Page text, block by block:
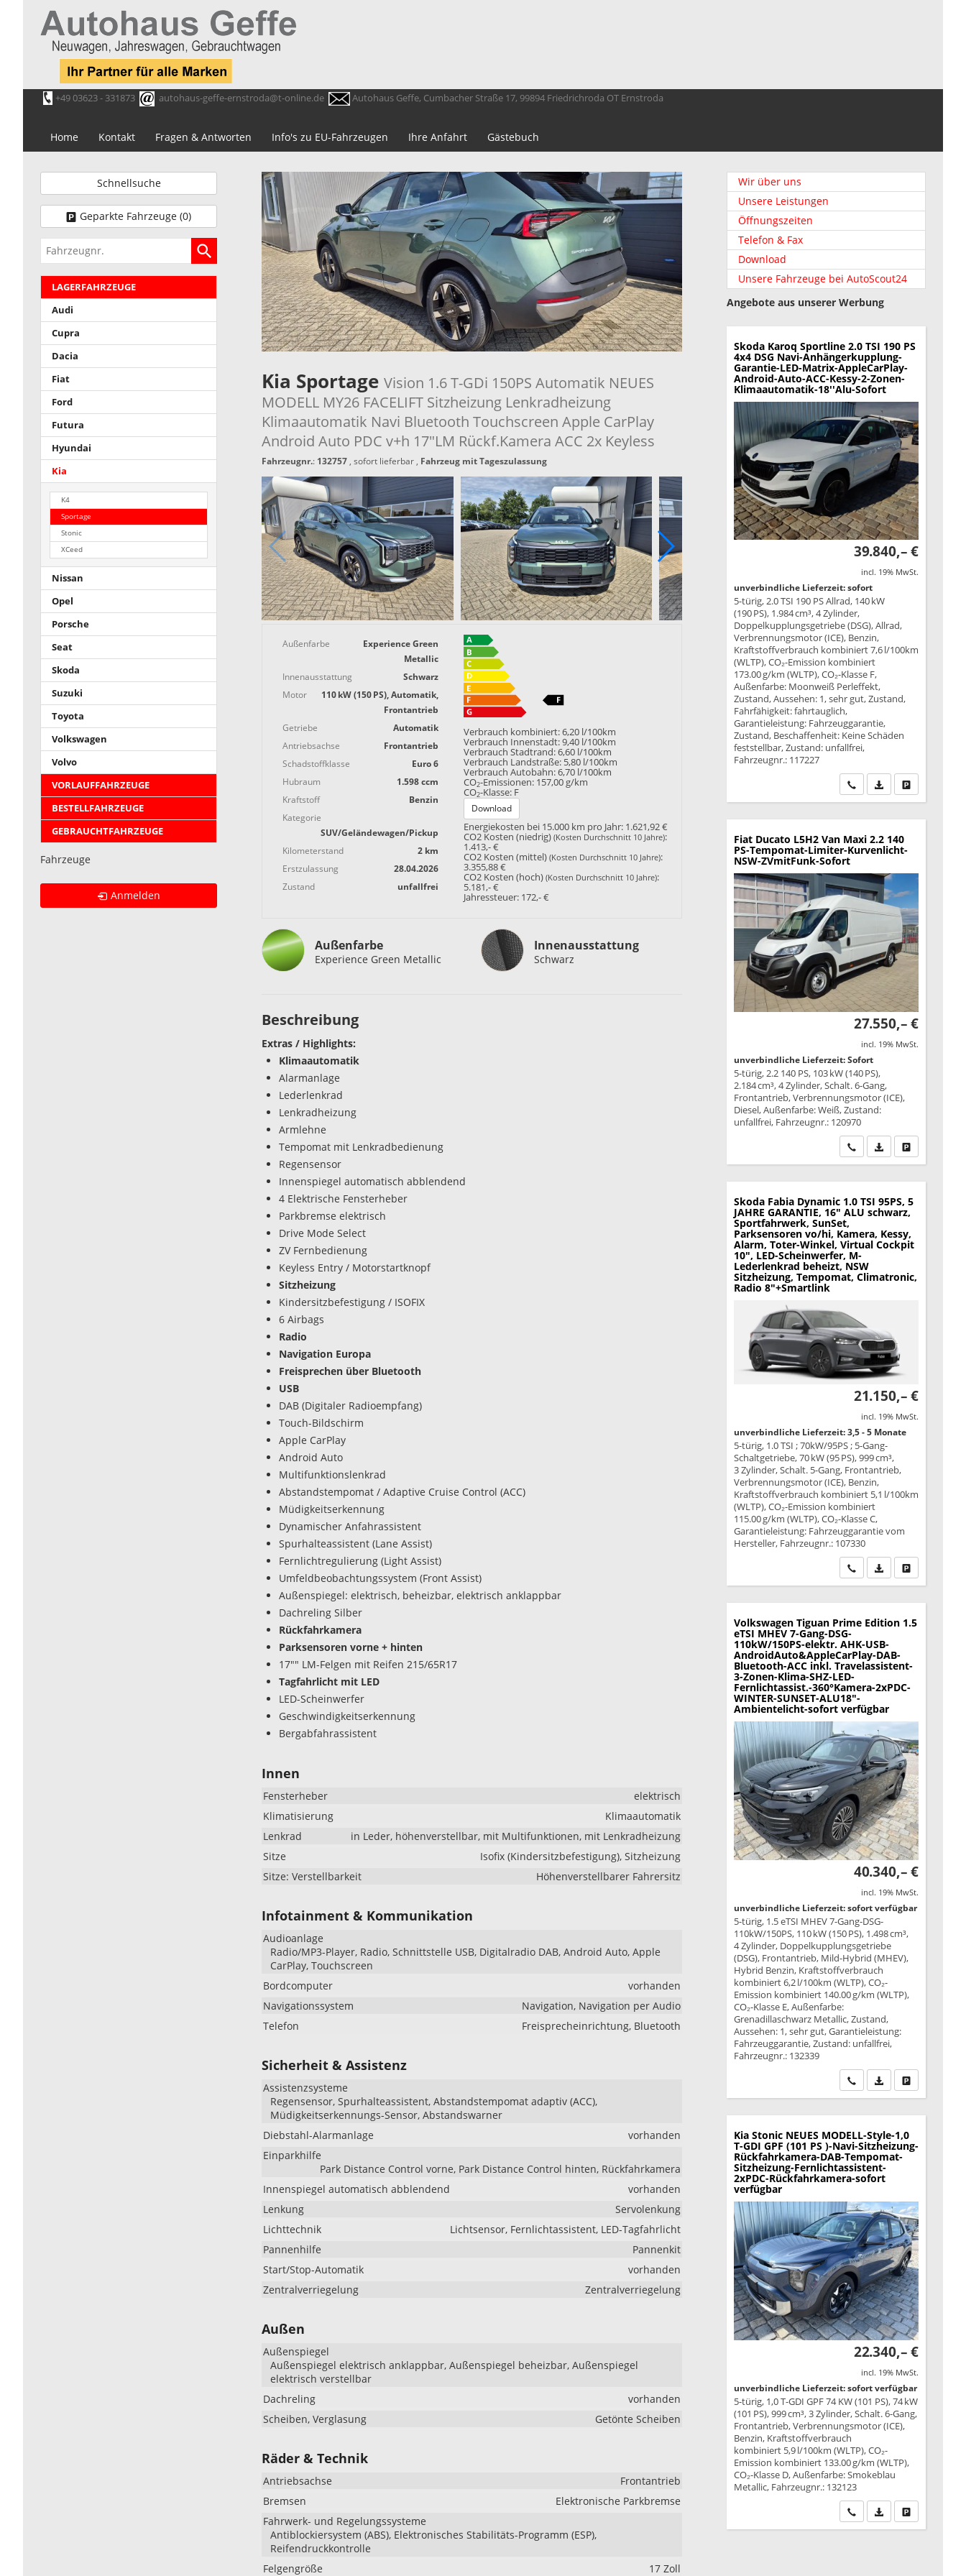
+49 03623 - 331873 autohaus-geffe-ernstroda@t-online.de Autohaus Geffe, Cumbacher Straße 17, 99894 Friedrichroda OT Ernstroda
Home Kontakt Fragen & Antworten Info's zu EU-Fahrzeugen Ihre Anfahrt Gästebuch
Kia Sportage Vision 1.6 T-GDi 150PS Automatik NEUES
MODELL MY26 FACELIFT Sitzheizung Lenkradheizung
Klimaautomatik Navi Bluetooth Touchscreen Apple CarPlay
Android Auto PDC v+h 17"LM Rückf.Kamera ACC 2x Keyless
Fahrzeugnr.: 132757, sofort lieferbar, Fahrzeug mit Tageszulassung
Außenfarbe
Experience Green
Metallic
Innenausstattung
Schwarz
Motor
110 kW (150 PS), Automatik,
Frontantrieb
Getriebe
Automatik
Antriebsachse
Frontantrieb
Schadstoffklasse
Euro 6
Hubraum
1.598 ccm
Kraftstoff
Benzin
Kategorie
SUV/Geländewagen/Pickup
Kilometerstand
2 km
Erstzulassung
28.04.2026
Zustand
unfallfrei
Verbrauch kombiniert: 6,20 l/100km
Verbrauch Innenstadt: 9,40 l/100km
Verbrauch Stadtrand: 6,60 l/100km
Verbrauch Landstraße: 5,80 l/100km
Verbrauch Autobahn: 6,70 l/100km
CO2-Emissionen: 157,00 g/km
CO2-Klasse: F
Download
Energiekosten bei 15.000 km pro Jahr: 1.621,92 €
CO2 Kosten (niedrig)(Kosten Durchschnitt 10 Jahre):
1.413,- €
CO2 Kosten (mittel)(Kosten Durchschnitt 10 Jahre):
3.355,88 €
CO2 Kosten (hoch)(Kosten Durchschnitt 10 Jahre):
5.181,- €
Jahressteuer: 172,- €
Außenfarbe
Experience Green Metallic
Innenausstattung
Innenausstattung
Schwarz
Beschreibung
Extras / Highlights:
Klimaautomatik
Alarmanlage
Lederlenkrad
Lenkradheizung
Armlehne
Tempomat mit Lenkradbedienung
Regensensor
Innenspiegel automatisch abblendend
4 Elektrische Fensterheber
Parkbremse elektrisch
Drive Mode Select
ZV Fernbedienung
Keyless Entry / Motorstartknopf
Sitzheizung
Kindersitzbefestigung / ISOFIX
6 Airbags
Radio
Navigation Europa
Freisprechen über Bluetooth
USB
DAB (Digitaler Radioempfang)
Touch-Bildschirm
Apple CarPlay
Android Auto
Multifunktionslenkrad
Abstandstempomat / Adaptive Cruise Control (ACC)
Müdigkeitserkennung
Dynamischer Anfahrassistent
Spurhalteassistent (Lane Assist)
Fernlichtregulierung (Light Assist)
Umfeldbeobachtungssystem (Front Assist)
Außenspiegel: elektrisch, beheizbar, elektrisch anklappbar
Dachreling Silber
Rückfahrkamera
Parksensoren vorne + hinten
17"" LM-Felgen mit Reifen 215/65R17
Tagfahrlicht mit LED
LED-Scheinwerfer
Geschwindigkeitserkennung
Bergabfahrassistent
Innen
Fensterheber
elektrisch
Klimatisierung
Klimaautomatik
Lenkrad
in Leder, höhenverstellbar, mit Multifunktionen, mit Lenkradheizung
Sitze
Isofix (Kindersitzbefestigung), Sitzheizung
Sitze: Verstellbarkeit
Höhenverstellbarer Fahrersitz
Infotainment & Kommunikation
Audioanlage
Radio/MP3-Player, Radio, Schnittstelle USB, Digitalradio DAB, Android Auto, Apple
CarPlay, Touchscreen
Bordcomputer
vorhanden
Navigationssystem
Navigation, Navigation per Audio
Telefon
Freisprecheinrichtung, Bluetooth
Sicherheit & Assistenz
Assistenzsysteme
Regensensor, Spurhalteassistent, Abstandstempomat adaptiv (ACC),
Müdigkeitserkennungs-Sensor, Abstandswarner
Diebstahl-Alarmanlage
vorhanden
Einparkhilfe
Park Distance Control vorne, Park Distance Control hinten, Rückfahrkamera
Innenspiegel automatisch abblendend
vorhanden
Lenkung
Servolenkung
Lichttechnik
Lichtsensor, Fernlichtassistent, LED-Tagfahrlicht
Pannenhilfe
Pannenkit
Start/Stop-Automatik
vorhanden
Zentralverriegelung
Zentralverriegelung
Außen
Außenspiegel
Außenspiegel elektrisch anklappbar, Außenspiegel beheizbar, Außenspiegel
elektrisch verstellbar
Dachreling
vorhanden
Scheiben, Verglasung
Getönte Scheiben
Räder & Technik
Antriebsachse
Frontantrieb
Bremsen
Elektronische Parkbremse
Fahrwerk- und Regelungssysteme
Antiblockiersystem (ABS), Elektronisches Stabilitäts-Programm (ESP),
Reifendruckkontrolle
Felgengröße
17 Zoll
Schnellsuche
Geparkte Fahrzeuge (0)
Fahrzeugnr.
LAGERFAHRZEUGE
Audi
Cupra
Dacia
Fiat
Ford
Futura
Hyundai
Kia
K4
Sportage
Stonic
XCeed
Nissan
Opel
Porsche
Seat
Skoda
Suzuki
Toyota
Volkswagen
Volvo
VORLAUFFAHRZEUGE
BESTELLFAHRZEUGE
GEBRAUCHTFAHRZEUGE
Fahrzeuge
Anmelden
Wir über uns
Unsere Leistungen
Öffnungszeiten
Telefon & Fax
Download
Unsere Fahrzeuge bei AutoScout24
Angebote aus unserer Werbung
Skoda Karoq Sportline 2.0 TSI 190 PS
4x4 DSG Navi-Anhängerkupplung-
Garantie-LED-Matrix-AppleCarPlay-
Android-Auto-ACC-Kessy-2-Zonen-
Klimaautomatik-18''Alu-Sofort
39.840,– €
incl. 19% MwSt.
unverbindliche Lieferzeit: sofort
5-türig, 2.0 TSI 190 PS Allrad, 140 kW
(190 PS), 1.984 cm³, 4 Zylinder,
Doppelkupplungsgetriebe (DSG), Allrad,
Verbrennungsmotor (ICE), Benzin,
Kraftstoffverbrauch kombiniert 7,6 l/100km
(WLTP), CO₂-Emission kombiniert
173.00 g/km (WLTP), CO₂-Klasse F,
Außenfarbe: Moonweiß Perleffekt,
Zustand, Aussehen: 1, sehr gut, Zustand,
Fahrfähigkeit: fahrtauglich,
Garantieleistung: Fahrzeuggarantie,
Zustand, Beschaffenheit: Keine Schäden
feststellbar, Zustand: unfallfrei,
Fahrzeugnr.: 117227
Wir rufen Sie an
PDF-Datei,Drucken,
Fiat Ducato L5H2 Van Maxi 2.2 140
PS-Tempomat-Limiter-Kurvenlicht-
NSW-ZVmitFunk-Sofort
27.550,– €
incl. 19% MwSt.
unverbindliche Lieferzeit: Sofort
5-türig, 2.2 140 PS, 103 kW (140 PS),
2.184 cm³, 4 Zylinder, Schalt. 6-Gang,
Frontantrieb, Verbrennungsmotor (ICE),
Diesel, Außenfarbe: Weiß, Zustand:
unfallfrei, Fahrzeugnr.: 120970
Wir rufen Sie an
PDF-Datei,Drucken,
Skoda Fabia Dynamic 1.0 TSI 95PS, 5
JAHRE GARANTIE, 16" ALU schwarz,
Sportfahrwerk, SunSet,
Parksensoren vo/hi, Kamera, Kessy,
Alarm, Toter-Winkel, Virtual Cockpit
10", LED-Scheinwerfer, M-
Lederlenkrad beheizt, NSW
Sitzheizung, Tempomat, Climatronic,
Radio 8"+Smartlink
21.150,– €
incl. 19% MwSt.
unverbindliche Lieferzeit: 3,5 - 5 Monate
5-türig, 1.0 TSI ; 70kW/95PS ; 5-Gang-
Schaltgetriebe, 70 kW (95 PS), 999 cm³,
3 Zylinder, Schalt. 5-Gang, Frontantrieb,
Verbrennungsmotor (ICE), Benzin,
Kraftstoffverbrauch kombiniert 5,1 l/100km
(WLTP), CO₂-Emission kombiniert
115.00 g/km (WLTP), CO₂-Klasse C,
Garantieleistung: Fahrzeuggarantie vom
Hersteller, Fahrzeugnr.: 107330
Wir rufen Sie an
PDF-Datei,Drucken,
Volkswagen Tiguan Prime Edition 1.5
eTSI MHEV 7-Gang-DSG-
110kW/150PS-elektr. AHK-USB-
AndroidAuto&AppleCarPlay-DAB-
Bluetooth-ACC inkl. Travelassistent-
3-Zonen-Klima-SHZ-LED-
Fernlichtassist.-360°Kamera-2xPDC-
WINTER-SUNSET-ALU18"-
Ambientelicht-sofort verfügbar
40.340,– €
incl. 19% MwSt.
unverbindliche Lieferzeit: sofort verfügbar
5-türig, 1.5 eTSI MHEV 7-Gang-DSG-
110kW/150PS, 110 kW (150 PS), 1.498 cm³,
4 Zylinder, Doppelkupplungsgetriebe
(DSG), Frontantrieb, Mild-Hybrid (MHEV),
Hybrid Benzin, Kraftstoffverbrauch
kombiniert 6,2 l/100km (WLTP), CO₂-
Emission kombiniert 140.00 g/km (WLTP),
CO₂-Klasse E, Außenfarbe:
Grenadillaschwarz Metallic, Zustand,
Aussehen: 1, sehr gut, Garantieleistung:
Fahrzeuggarantie, Zustand: unfallfrei,
Fahrzeugnr.: 132339
Wir rufen Sie an
PDF-Datei,Drucken,
Kia Stonic NEUES MODELL-Style-1,0
T-GDI GPF (101 PS )-Navi-Sitzheizung-
Rückfahrkamera-DAB-Tempomat-
Sitzheizung-Fernlichtassistent-
2xPDC-Rückfahrkamera-sofort
verfügbar
22.340,– €
incl. 19% MwSt.
unverbindliche Lieferzeit: sofort verfügbar
5-türig, 1,0 T-GDI GPF 74 KW (101 PS), 74 kW
(101 PS), 999 cm³, 3 Zylinder, Schalt. 6-Gang,
Frontantrieb, Verbrennungsmotor (ICE),
Benzin, Kraftstoffverbrauch
kombiniert 5,9 l/100km (WLTP), CO₂-
Emission kombiniert 133.00 g/km (WLTP),
CO₂-Klasse D, Außenfarbe: Smokeblau
Metallic, Fahrzeugnr.: 132123
Wir rufen Sie an
PDF-Datei,Drucken,